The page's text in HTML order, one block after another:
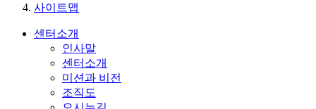
사이트맵
센터소개
인사말
센터소개
미션과 비전
조직도